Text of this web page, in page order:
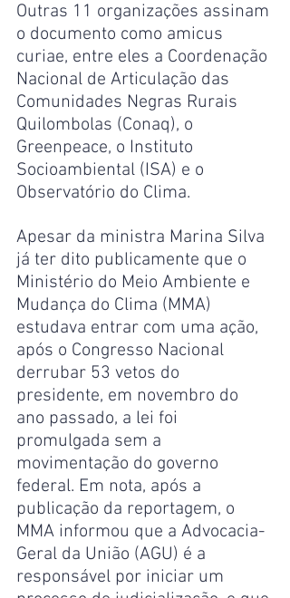
Outras 11 organizações assinam
o documento como amicus
curiae, entre eles a Coordenação
Nacional de Articulação das
Comunidades Negras Rurais
Quilombolas (Conaq), o
Greenpeace, o Instituto
Socioambiental (ISA) e o
Observatório do Clima.
Apesar da ministra Marina Silva
já ter dito publicamente que o
Ministério do Meio Ambiente e
Mudança do Clima (MMA)
estudava entrar com uma ação,
após o Congresso Nacional
derrubar 53 vetos do
presidente, em novembro do
ano passado, a lei foi
promulgada sem a
movimentação do governo
federal. Em nota, após a
publicação da reportagem, o
MMA informou que a Advocacia-
Geral da União (AGU) é a
responsável por iniciar um